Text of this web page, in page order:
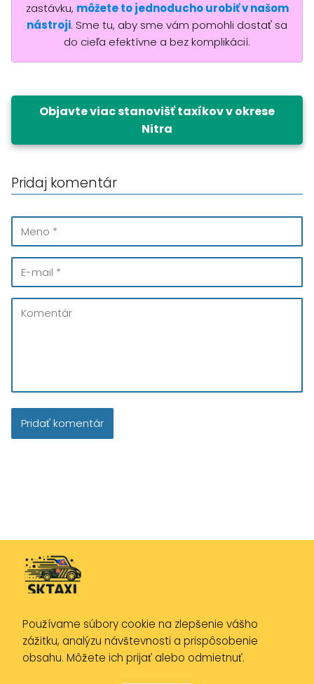
zastávku, môžete to jednoducho urobiť v našom
nástroji. Sme tu, aby sme vám pomohli dostať sa
do cieľa efektívne a bez komplikácií.
Objavte viac stanovišť taxíkov v okrese
Nitra
Pridaj komentár
Zásady ochrany osobných údajov
Zásady používania cookies
Používame súbory cookie na zlepšenie vášho
zážitku, analýzu návštevnosti a prispôsobenie
obsahu. Môžete ich prijať alebo odmietnuť.